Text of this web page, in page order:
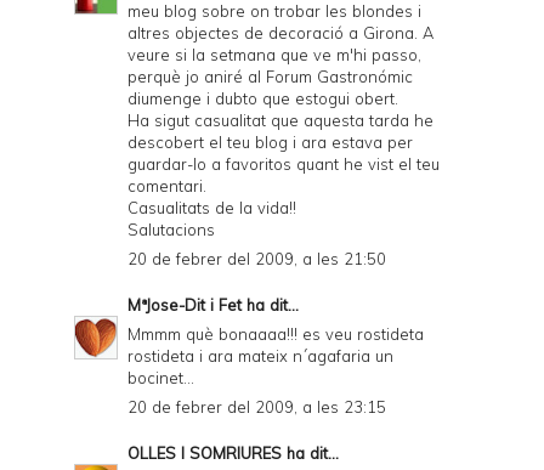
meu blog sobre on trobar les blondes i
altres objectes de decoració a Girona. A
veure si la setmana que ve m'hi passo,
perquè jo aniré al Forum Gastronómic
diumenge i dubto que estogui obert.
Ha sigut casualitat que aquesta tarda he
descobert el teu blog i ara estava per
guardar-lo a favoritos quant he vist el teu
comentari.
Casualitats de la vida!!
Salutacions
20 de febrer del 2009, a les 21:50
MªJose-Dit i Fetha dit...
Mmmm què bonaaaa!!! es veu rostideta
rostideta i ara mateix n´agafaria un
bocinet...
20 de febrer del 2009, a les 23:15
OLLES I SOMRIURES ha dit...